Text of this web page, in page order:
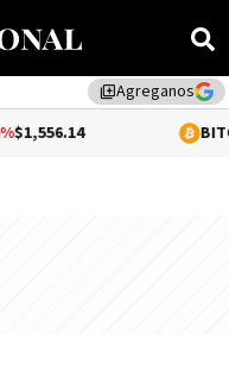
library_addAgreganos
-0.07%